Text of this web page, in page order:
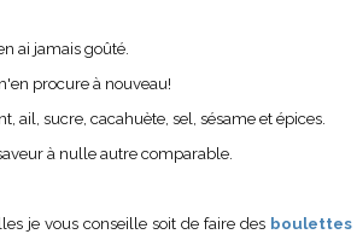
ai jamais goûté.
procure à nouveau!
ail, sucre, cacahuète, sel, sésame et épices.
à nulle autre comparable.
je vous conseille soit de faire des boulettes